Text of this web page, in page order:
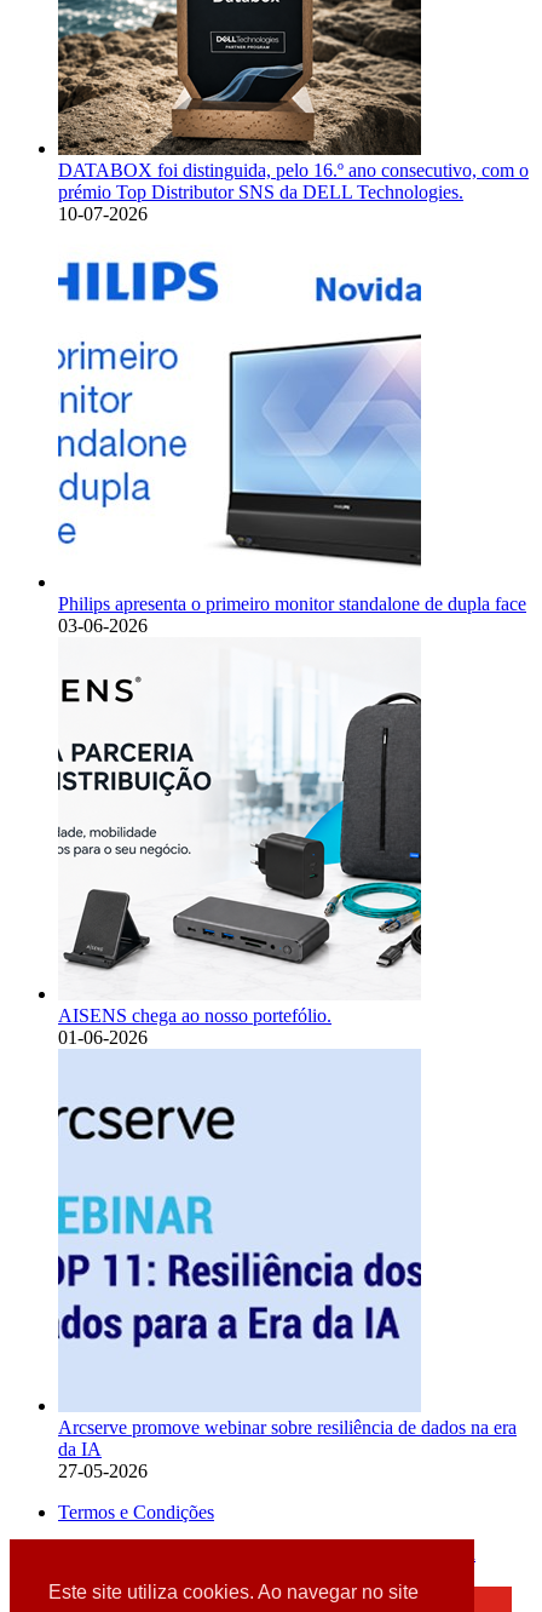
Este site utiliza cookies. Ao navegar no site
DATABOX foi distinguida, pelo 16.º ano consecutivo, com o
prémio Top Distributor SNS da DELL Technologies.
10-07-2026
Philips apresenta o primeiro monitor standalone de dupla face
03-06-2026
AISENS chega ao nosso portefólio.
01-06-2026
Arcserve promove webinar sobre resiliência de dados na era
da IA
27-05-2026
Termos e Condições
Alidata